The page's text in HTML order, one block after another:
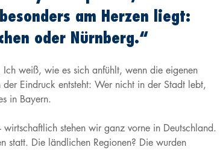
am Herzen liegt:
oder Nürnberg.“
weiß, wie es sich anfühlt, wenn die eigenen
Eindruck entsteht: Wer nicht in der Stadt lebt,
in Bayern.
stehen wir ganz vorne in Deutschland.
statt. Die ländlichen Regionen? Die wurden